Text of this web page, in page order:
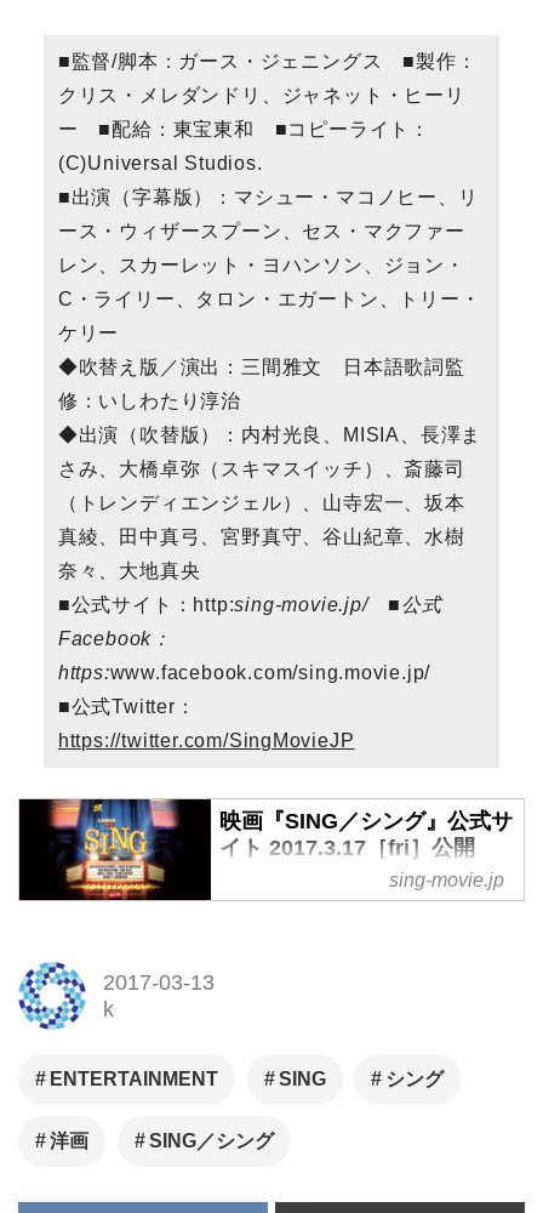
■監督/脚本：ガース・ジェニングス ■製作：
クリス・メレダンドリ、ジャネット・ヒーリ
ー ■配給：東宝東和 ■コピーライト：
(C)Universal Studios.
■出演（字幕版）：マシュー・マコノヒー、リ
ース・ウィザースプーン、セス・マクファー
レン、スカーレット・ヨハンソン、ジョン・
C・ライリー、タロン・エガートン、トリー・
ケリー
◆吹替え版／演出：三間雅文 日本語歌詞監
修：いしわたり淳治
◆出演（吹替版）：内村光良、MISIA、長澤ま
さみ、大橋卓弥（スキマスイッチ）、斎藤司
（トレンディエンジェル）、山寺宏一、坂本
真綾、田中真弓、宮野真守、谷山紀章、水樹
奈々、大地真央
■公式サイト：http:sing-movie.jp/ ■公式
Facebook：
https:www.facebook.com/sing.movie.jp/
■公式Twitter：
https://twitter.com/SingMovieJP
映画『SING／シング』公式サ
イト 2017.3.17［fri］公開
今夏公開の『ペット』に続く、
sing-movie.jp
2017-03-13
k
ENTERTAINMENT SING シング
洋画 SING／シング